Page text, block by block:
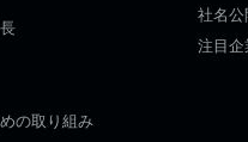
の取り組み
社名公
注目企